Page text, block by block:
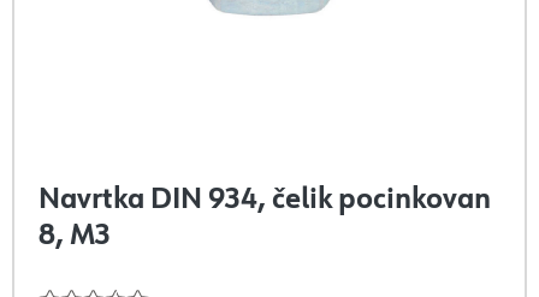
Navrtka DIN 934, čelik pocinkovan
8, M3